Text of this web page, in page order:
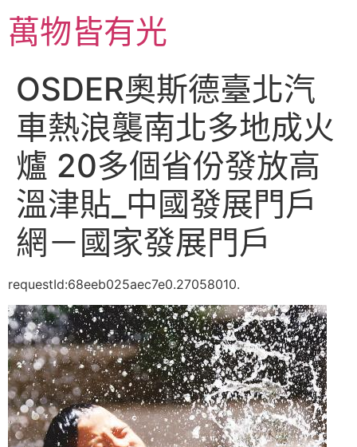
主萬物皆有光
OSDER奧斯德臺北汽
車熱浪襲南北多地成火
爐 20多個省份發放高
溫津貼_中國發展門戶
網－國家發展門戶
requestId:68eeb025aec7e0.27058010.